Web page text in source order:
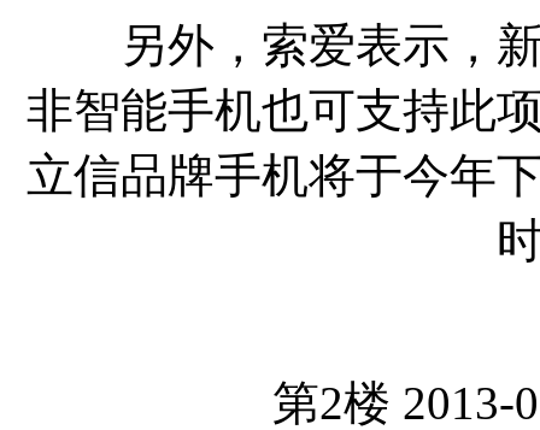
另外，索爱表示，新
非智能手机也可支持此
立信品牌手机将于今年
第2楼 2013-